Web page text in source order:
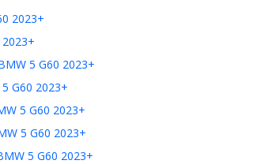
2023+
5 G60 2023+
G60 2023+
5 G60 2023+
5 G60 2023+
5 G60 2023+